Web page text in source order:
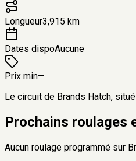
Longueur3,915 km
Dates dispoAucune
Prix min—
Le circuit de Brands Hatch,
Prochains roulages
Aucun roulage programmé sur